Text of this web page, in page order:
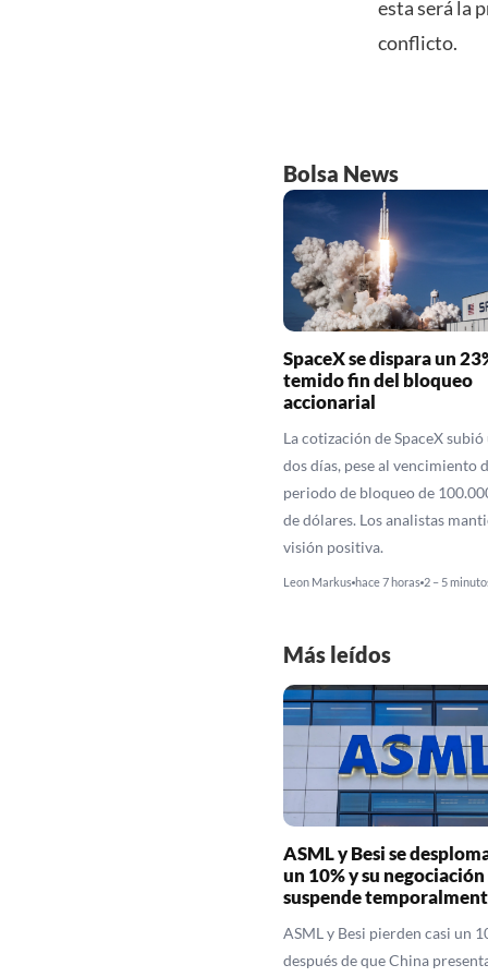
esta será la
conflicto.
Bolsa News
SpaceX se dispara un
temido fin del bloqueo
accionarial
La cotización de SpaceX subió
dos días, pese al vencimiento
periodo de bloqueo de
de dólares. Los analistas
visión positiva.
Leon Markus hace 7 horas 2 – 5
Más leídos
ASML y Besi se
un 10% y su negociación
suspende
ASML y Besi pierden casi un
después de que China